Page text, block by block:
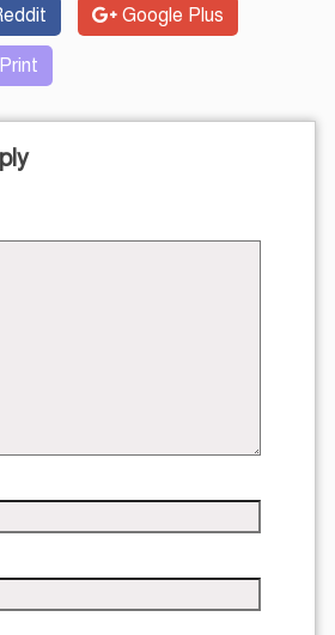
Google Plus
Print